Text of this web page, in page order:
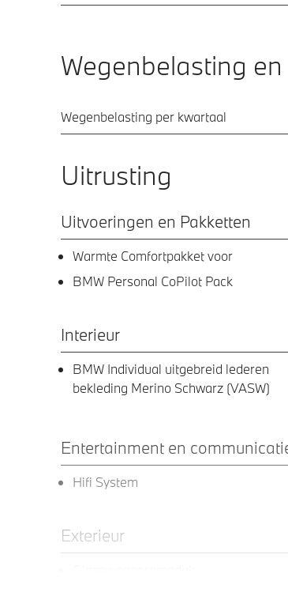
Wegenbelasting
Wegenbelasting per kwartaal
Uitrusting
Uitvoeringen en Pakketten
Warmte Comfortpakket voor
BMW Personal CoPilot Pack
Interieur
BMW Individual uitgebreid lederen
bekleding Merino Schwarz (VASW)
Entertainment en
Hifi System
Exterieur